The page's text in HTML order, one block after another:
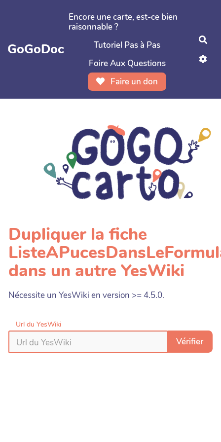
Aller au contenu principal
GoGoDoc
Encore une carte, est-ce bien
raisonnable ?
Tutoriel Pas à Pas
Foire Aux Questions
Faire un don
Dupliquer la fiche
dans un autre YesWiki
Nécessite un YesWiki en version >= 4.5.0.
Url du YesWiki
Vérifier